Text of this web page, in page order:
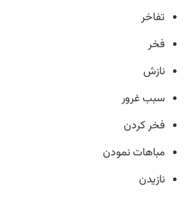
تفاخر
فخر
نازش
سبب غرور
فخر کردن
مباهات نمودن
نازیدن